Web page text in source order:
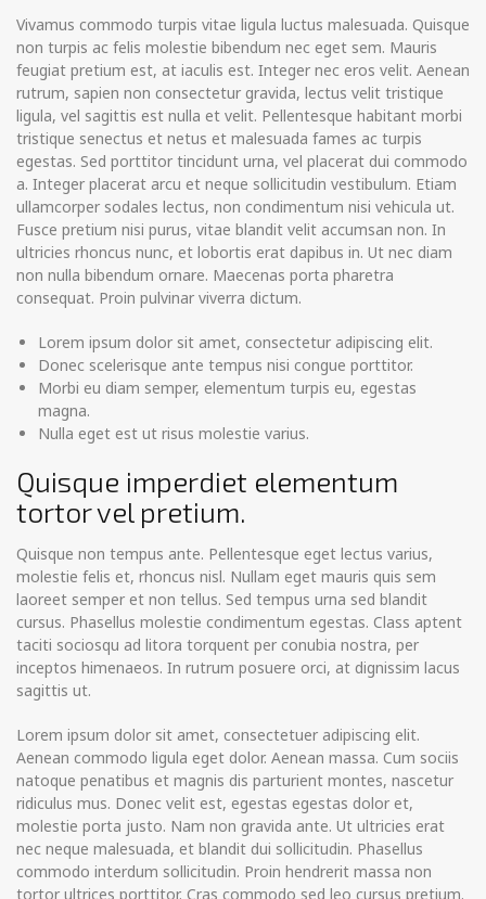
Vivamus commodo turpis vitae ligula luctus malesuada. Quisque
non turpis ac felis molestie bibendum nec eget sem. Mauris
feugiat pretium est, at iaculis est. Integer nec eros velit. Aenean
rutrum, sapien non consectetur gravida, lectus velit tristique
ligula, vel sagittis est nulla et velit. Pellentesque habitant morbi
tristique senectus et netus et malesuada fames ac turpis
egestas. Sed porttitor tincidunt urna, vel placerat dui commodo
a. Integer placerat arcu et neque sollicitudin vestibulum. Etiam
ullamcorper sodales lectus, non condimentum nisi vehicula ut.
Fusce pretium nisi purus, vitae blandit velit accumsan non. In
ultricies rhoncus nunc, et lobortis erat dapibus in. Ut nec diam
non nulla bibendum ornare. Maecenas porta pharetra
consequat. Proin pulvinar viverra dictum.
Lorem ipsum dolor sit amet, consectetur adipiscing elit.
Donec scelerisque ante tempus nisi congue porttitor.
Morbi eu diam semper, elementum turpis eu, egestas
magna.
Nulla eget est ut risus molestie varius.
Quisque imperdiet elementum
tortor vel pretium.
Quisque non tempus ante. Pellentesque eget lectus varius,
molestie felis et, rhoncus nisl. Nullam eget mauris quis sem
laoreet semper et non tellus. Sed tempus urna sed blandit
cursus. Phasellus molestie condimentum egestas. Class aptent
taciti sociosqu ad litora torquent per conubia nostra, per
inceptos himenaeos. In rutrum posuere orci, at dignissim lacus
sagittis ut.
Lorem ipsum dolor sit amet, consectetuer adipiscing elit.
Aenean commodo ligula eget dolor. Aenean massa. Cum sociis
natoque penatibus et magnis dis parturient montes, nascetur
ridiculus mus. Donec velit est, egestas egestas dolor et,
molestie porta justo. Nam non gravida ante. Ut ultricies erat
nec neque malesuada, et blandit dui sollicitudin. Phasellus
commodo interdum sollicitudin. Proin hendrerit massa non
tortor ultrices porttitor. Cras commodo sed leo cursus pretium.